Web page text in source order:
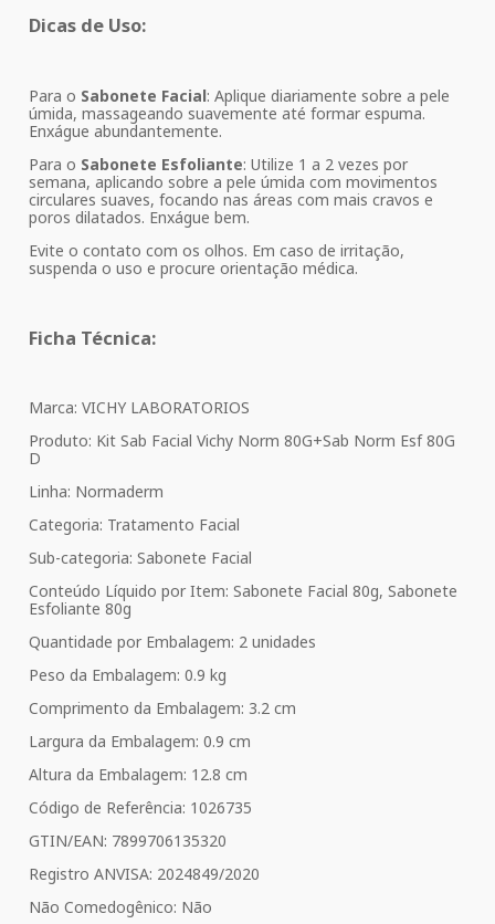
Dicas de Uso:
Para o Sabonete Facial: Aplique diariamente sobre a pele
úmida, massageando suavemente até formar espuma.
Enxágue abundantemente.
Para o Sabonete Esfoliante: Utilize 1 a 2 vezes por
semana, aplicando sobre a pele úmida com movimentos
circulares suaves, focando nas áreas com mais cravos e
poros dilatados. Enxágue bem.
Evite o contato com os olhos. Em caso de irritação,
suspenda o uso e procure orientação médica.
Ficha Técnica:
Marca: VICHY LABORATORIOS
Produto: Kit Sab Facial Vichy Norm 80G+Sab Norm Esf 80G
D
Linha: Normaderm
Categoria: Tratamento Facial
Sub-categoria: Sabonete Facial
Conteúdo Líquido por Item: Sabonete Facial 80g, Sabonete
Esfoliante 80g
Quantidade por Embalagem: 2 unidades
Peso da Embalagem: 0.9 kg
Comprimento da Embalagem: 3.2 cm
Largura da Embalagem: 0.9 cm
Altura da Embalagem: 12.8 cm
Código de Referência: 1026735
GTIN/EAN: 7899706135320
Registro ANVISA: 2024849/2020
Não Comedogênico: Não